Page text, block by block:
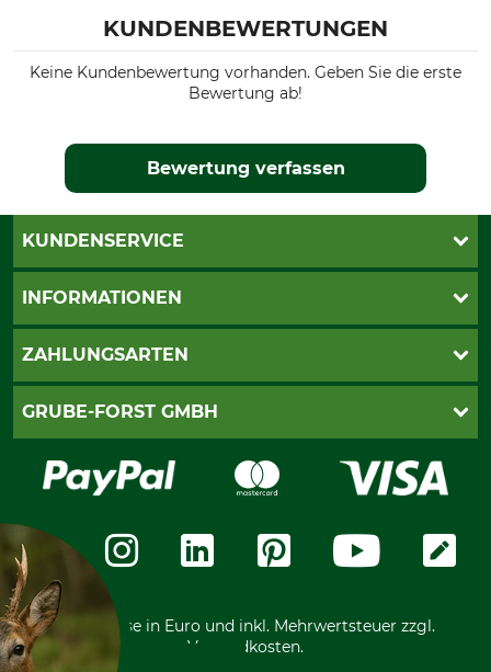
KUNDENBEWERTUNGEN
Keine Kundenbewertung vorhanden. Geben Sie die erste
Bewertung ab!
Bewertung verfassen
KUNDENSERVICE
Katalogbestellung
INFORMATIONEN
AGB
Widerrufsformular
Zahlungsarten
ZAHLUNGSARTEN
PayPal
Rechnung
Vorkasse
GRUBE-FORST GMBH
Karriere
Über uns
Community
International
*Alle Preise in Euro und inkl. Mehrwertsteuer zzgl.
Versandkosten.